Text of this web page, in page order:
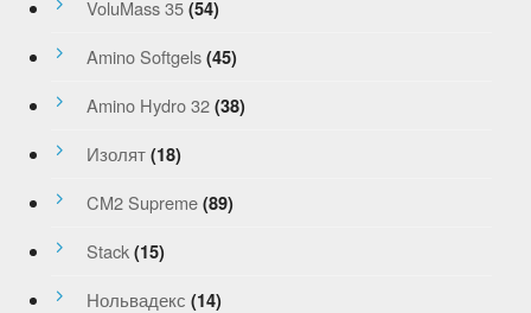
VoluMass 35 (54)
Amino Softgels (45)
Amino Hydro 32 (38)
Изолят (18)
CM2 Supreme (89)
Stack (15)
Нольвадекс (14)